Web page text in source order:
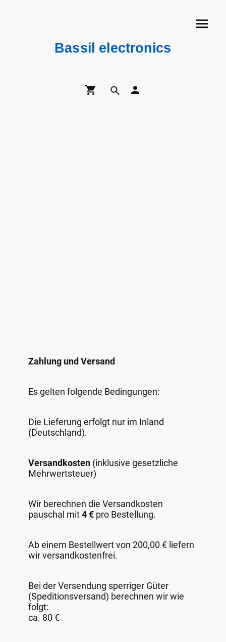
Bassil electronics
Zahlung und Versand
Es gelten folgende Bedingungen:
Die Lieferung erfolgt nur im Inland
(Deutschland).
Versandkosten (inklusive gesetzliche
Mehrwertsteuer)
Wir berechnen die Versandkosten
pauschal mit4 € pro Bestellung.
Ab einem Bestellwert von 200,00 € liefern
wir versandkostenfrei.
Bei der Versendung sperriger Güter
(Speditionsversand) berechnen wir wie
folgt:
ca. 80 €